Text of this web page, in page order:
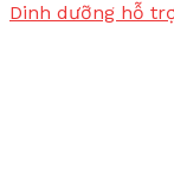
Dinh dưỡng hỗ